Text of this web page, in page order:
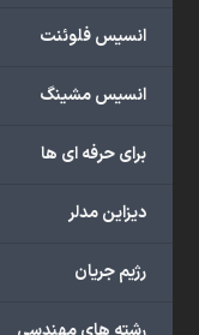
انسیس فلوئنت
انسیس مشینگ
برای حرفه ای ها
دیزاین مدلر
رژیم جریان
هستند.
ما
گسترده‌ای
با
دانشگاهی،